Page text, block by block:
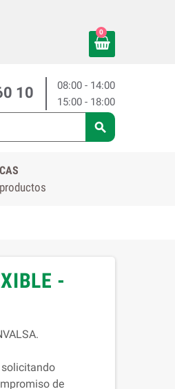
0
08:00 - 14:00
15:00 - 18:00
10

-
de